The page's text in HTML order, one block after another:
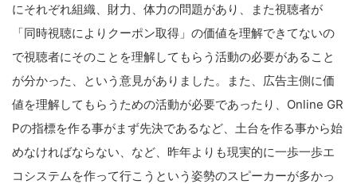
にそれぞれ組織、財力、体力の問題があり、また視聴者が
「同時視聴によりクーポン取得」の価値を理解できてないの
で視聴者にそのことを理解してもらう活動の必要があること
が分かった、という意見がありました。また、広告主側に価
値を理解してもらうための活動が必要であったり、Online GR
Pの指標を作る事がまず先決であるなど、土台を作る事から始
めなければならない、など、昨年よりも現実的に一歩一歩エ
コシステムを作って行こうという姿勢のスピーカーが多かっ